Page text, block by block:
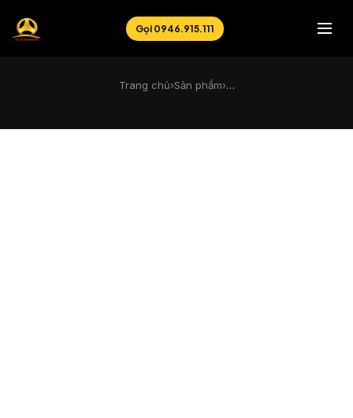
Gọi 0946.915.111
Trang chủ›Sản phẩm›…